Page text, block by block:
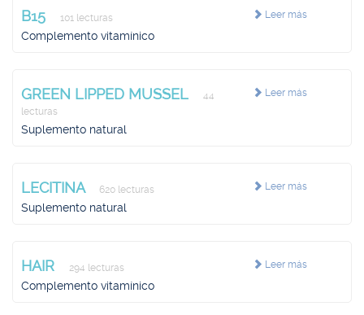
Leer más
B15 101 lecturas
Complemento vitamínico
Leer más
GREEN LIPPED MUSSEL
44
lecturas
Suplemento natural
Leer más
LECITINA 620 lecturas
Suplemento natural
Leer más
HAIR 294 lecturas
Complemento vitamínico